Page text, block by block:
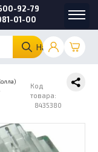
Найти
92-79
01-00
Код
товара:
8435380